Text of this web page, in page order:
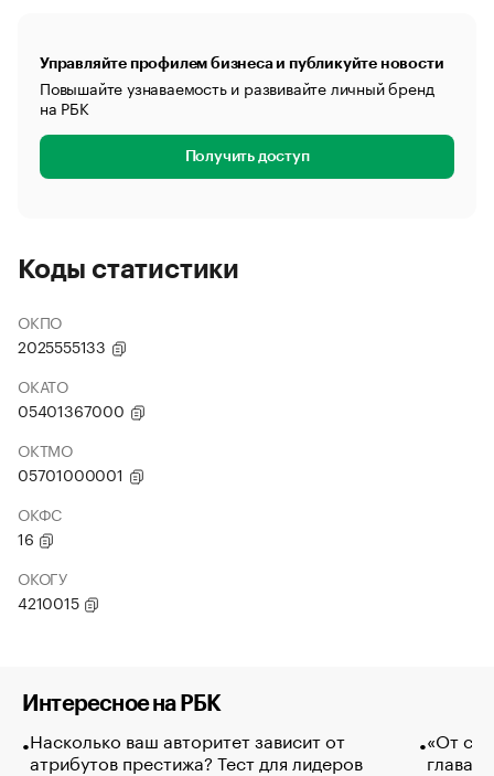
Управляйте профилем бизнеса и публикуйте новости
Повышайте узнаваемость и развивайте личный бренд
на РБК
Получить доступ
Коды статистики
ОКПО
2025555133
ОКАТО
05401367000
ОКТМО
05701000001
ОКФС
16
ОКОГУ
4210015
Интересное на РБК
Насколько ваш авторитет зависит от
атрибутов престижа? Тест для лидеров
«От
глава